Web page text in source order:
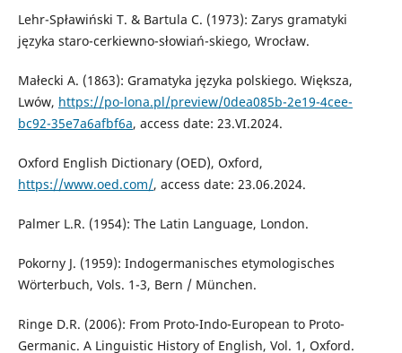
Lehr-Spławiński T. & Bartula C. (1973): Zarys gramatyki
języka staro-cerkiewno-słowiań-skiego, Wrocław.
Małecki A. (1863): Gramatyka języka polskiego. Większa,
Lwów, https://po-lona.pl/preview/0dea085b-2e19-4cee-
bc92-35e7a6afbf6a, access date: 23.VI.2024.
Oxford English Dictionary (OED), Oxford,
https://www.oed.com/, access date: 23.06.2024.
Palmer L.R. (1954): The Latin Language, London.
Pokorny J. (1959): Indogermanisches etymologisches
Wörterbuch, Vols. 1-3, Bern / München.
Ringe D.R. (2006): From Proto-Indo-European to Proto-
Germanic. A Linguistic History of English, Vol. 1, Oxford.